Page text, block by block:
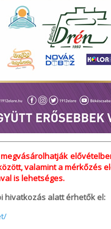
valamint a mérkőzés
is lehetséges.
hivatkozás alatt érhetők el: